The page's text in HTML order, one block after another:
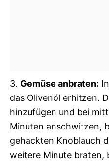
3. Gemüse anbraten:
das Olivenöl erhitzen.
hinzufügen und bei
Minuten anschwitzen,
gehackten Knoblauch
weitere Minute braten,